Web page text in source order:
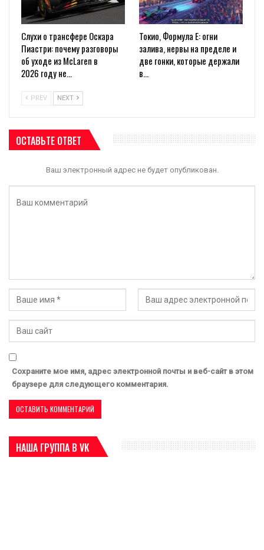
Слухи о трансфере Оскара
Пиастри: почему разговоры
об уходе из McLaren в
2026 году не…
Токио, Формула E: огни
залива, нервы на пределе и
две гонки, которые держали
в…
PREV NEXT
ОСТАВЬТЕ ОТВЕТ
Ваш электронный адрес не будет опубликован.
Сохраните мое имя, адрес электронной почты и веб-сайт в этом
браузере для следующего комментария.
НАША ГРУППА В VK